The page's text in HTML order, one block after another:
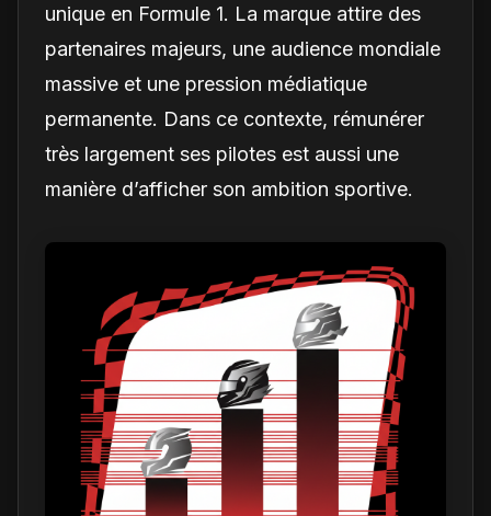
unique en Formule 1. La marque attire des
partenaires majeurs, une audience mondiale
massive et une pression médiatique
permanente. Dans ce contexte, rémunérer
très largement ses pilotes est aussi une
manière d’afficher son ambition sportive.